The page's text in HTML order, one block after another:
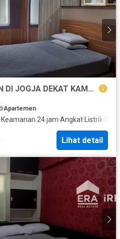
DISEWAKAN APARTEMEN DI JOGJA DEKAT KAMPUS UPN
Apartemen
·Keamanan 24 jam·Angkat·Listrik·
Lihat detail